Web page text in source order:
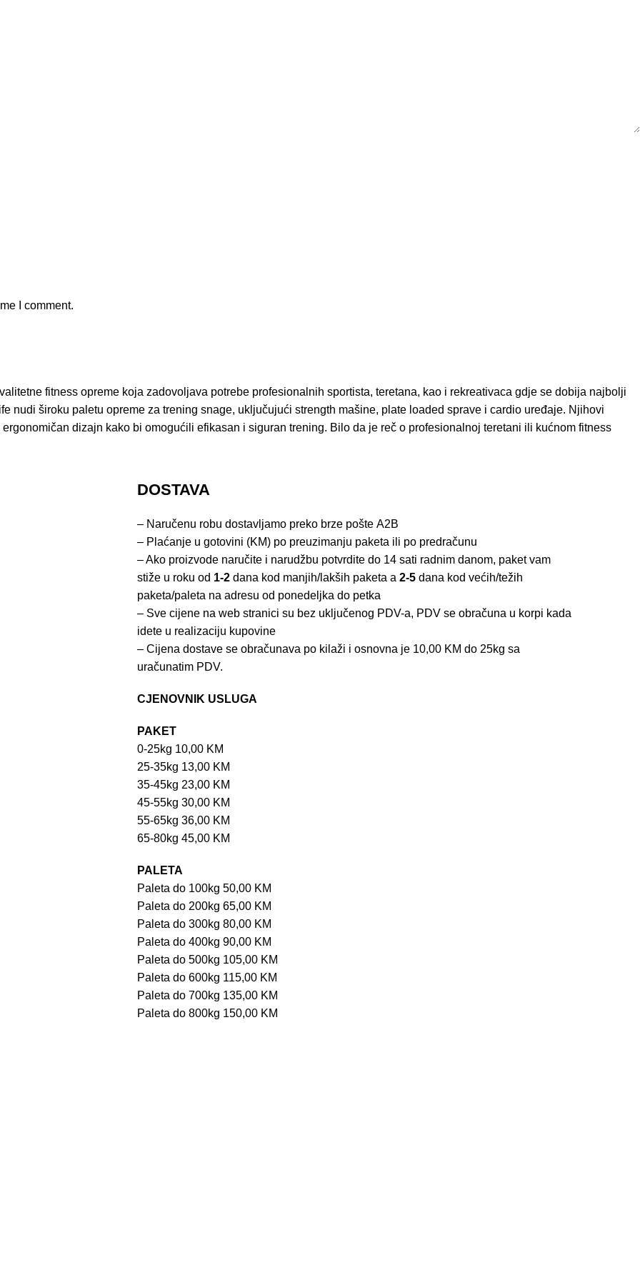
I comment.
fitness opreme koja zadovoljava potrebe profesionalnih sportista, teretana, kao i rekreativaca gdje se dobija najbolji
nudi široku paletu opreme za trening snage, uključujući strength mašine, plate loaded sprave i cardio uređaje. Njihovi
dizajn kako bi omogućili efikasan i siguran trening. Bilo da je reč o profesionalnoj teretani ili kućnom fitness
DOSTAVA
– Naručenu robu dostavljamo preko brze pošte A2B
– Plaćanje u gotovini (KM) po preuzimanju paketa ili po predračunu
– Ako proizvode naručite i narudžbu potvrdite do 14 sati radnim danom, paket vam
stiže u roku od 1-2 dana kod manjih/lakših paketa a 2-5 dana kod većih/težih
paketa/paleta na adresu od ponedeljka do petka
– Sve cijene na web stranici su bez uključenog PDV-a, PDV se obračuna u korpi kada
idete u realizaciju kupovine
– Cijena dostave se obračunava po kilaži i osnovna je 10,00 KM do 25kg sa
uračunatim PDV.
CJENOVNIK USLUGA
PAKET
0-25kg 10,00 KM
25-35kg 13,00 KM
35-45kg 23,00 KM
45-55kg 30,00 KM
55-65kg 36,00 KM
65-80kg 45,00 KM
PALETA
Paleta do 100kg 50,00 KM
Paleta do 200kg 65,00 KM
Paleta do 300kg 80,00 KM
Paleta do 400kg 90,00 KM
Paleta do 500kg 105,00 KM
Paleta do 600kg 115,00 KM
Paleta do 700kg 135,00 KM
Paleta do 800kg 150,00 KM